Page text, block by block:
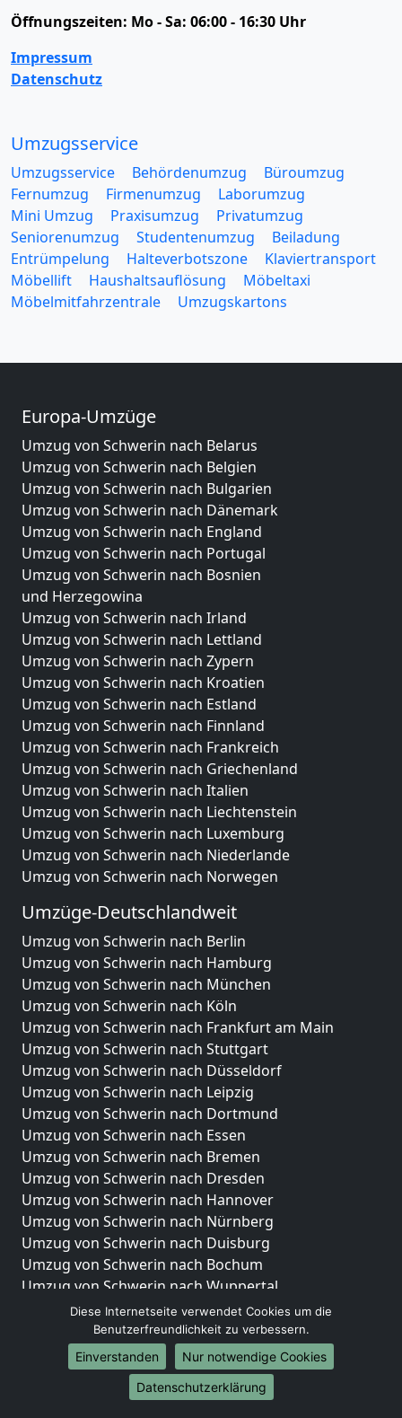
Öffnungszeiten: Mo - Sa: 06:00 - 16:30 Uhr
Impressum
Datenschutz
Umzugsservice
Umzugsservice Behördenumzug
Büroumzug
Fernumzug
Firmenumzug
Laborumzug
Mini Umzug
Praxisumzug
Privatumzug
Seniorenumzug
Studentenumzug
Beiladung
Entrümpelung
Halteverbotszone
Klaviertransport
Möbellift
Haushaltsauflösung
Möbeltaxi
Möbelmitfahrzentrale
Umzugskartons
Europa-Umzüge
Umzug von Schwerin nach Belarus
Umzug von Schwerin nach Belgien
Umzug von Schwerin nach Bulgarien
Umzug von Schwerin nach Dänemark
Umzug von Schwerin nach England
Umzug von Schwerin nach Portugal
Umzug von Schwerin nach Bosnien
und Herzegowina
Umzug von Schwerin nach Irland
Umzug von Schwerin nach Lettland
Umzug von Schwerin nach Zypern
Umzug von Schwerin nach Kroatien
Umzug von Schwerin nach Estland
Umzug von Schwerin nach Finnland
Umzug von Schwerin nach Frankreich
Umzug von Schwerin nach Griechenland
Umzug von Schwerin nach Italien
Umzug von Schwerin nach Liechtenstein
Umzug von Schwerin nach Luxemburg
Umzug von Schwerin nach Niederlande
Umzug von Schwerin nach Norwegen
Umzüge-Deutschlandweit
Umzug von Schwerin nach Berlin
Umzug von Schwerin nach Hamburg
Umzug von Schwerin nach München
Umzug von Schwerin nach Köln
Umzug von Schwerin nach Frankfurt am Main
Umzug von Schwerin nach Stuttgart
Umzug von Schwerin nach Düsseldorf
Umzug von Schwerin nach Leipzig
Umzug von Schwerin nach Dortmund
Umzug von Schwerin nach Essen
Umzug von Schwerin nach Bremen
Umzug von Schwerin nach Dresden
Umzug von Schwerin nach Hannover
Umzug von Schwerin nach Nürnberg
Umzug von Schwerin nach Duisburg
Umzug von Schwerin nach Bochum
Umzug von Schwerin nach Wuppertal
Umzug von Schwerin nach Bielefeld
Umzug von Schwerin nach Bonn
Umzug von Schwerin nach Münster
Internationale-Umzüge
Diese Internetseite verwendet Cookies um die
Benutzerfreundlichkeit zu verbessern.
Einverstanden
Nur notwendige Cookies
Datenschutzerklärung